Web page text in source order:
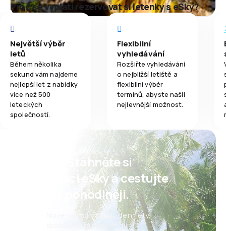
Proč se vyplatí rezervovat si letenky s eSky?
Největší výběr
letů
Během několika
sekund vám najdeme
nejlepší let z nabídky
více než 500
leteckých
společností.
Flexibilní
vyhledávání
Rozšiřte vyhledávání
o nejbližší letiště a
flexibilní výběr
termínů, abyste našli
nejlevnější možnost.
Psst! Stáhněte si
aplikaci eSky a cestujte
ještě pohodlněji.
Nové nabídky každý den: lety,
dovolené, eurovíkendy